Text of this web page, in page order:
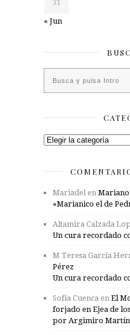
31
« Jun
Categorías
Mariadel en
«Marianico el de
Altamira Calzada
Un cura recordado
M Teresa García
Pérez
Un cura recordado
Sofía Cuenca en El
forjado en Ejea de
por Argimiro Martín